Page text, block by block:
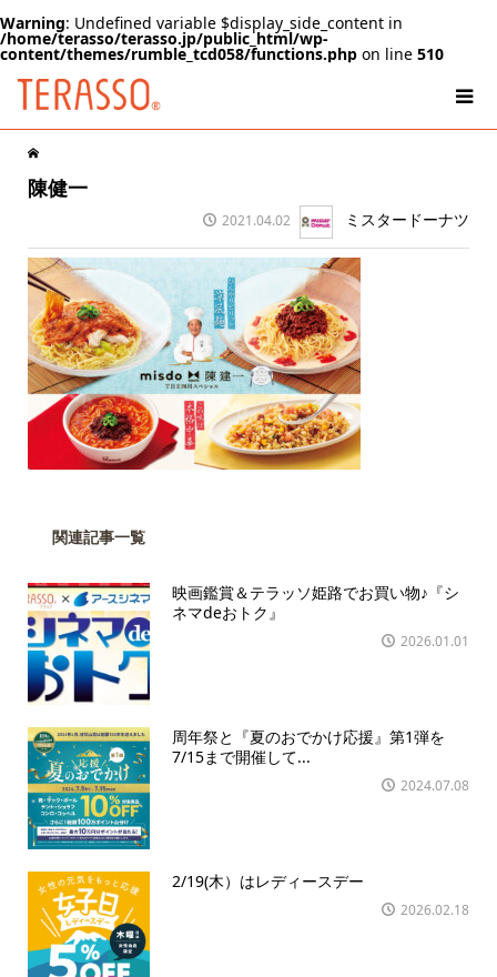
Warning: Undefined variable $display_side_content in
/home/terasso/terasso.jp/public_html/wp-
content/themes/rumble_tcd058/functions.php on line 510
陳健一
2021.04.02 ミスタードーナツ
関連記事一覧
映画鑑賞＆テラッソ姫路でお買い物♪『シ
ネマdeおトク』
2026.01.01
周年祭と『夏のおでかけ応援』第1弾を
7/15まで開催して...
2024.07.08
2/19(木）はレディースデー
2026.02.18